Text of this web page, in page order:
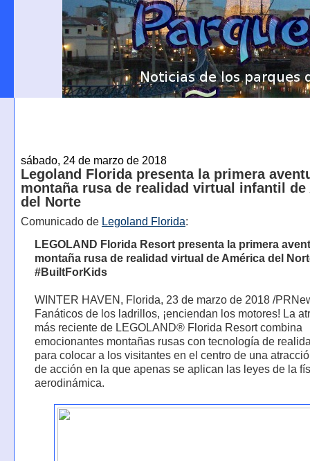
sábado, 24 de marzo de 2018
Legoland Florida presenta la primera
montaña rusa de realidad virtual infantil de
del Norte
Comunicado de Legoland Florida:
LEGOLAND Florida Resort presenta la primera
montaña rusa de realidad virtual de América del
#BuiltForKids
WINTER HAVEN, Florida, 23 de marzo de 2018 /
Fanáticos de los ladrillos, ¡enciendan los motores! La
más reciente de LEGOLAND® Florida Resort combina
emocionantes montañas rusas con tecnología de
para colocar a los visitantes en el centro de una
de acción en la que apenas se aplican las leyes de la
aerodinámica.